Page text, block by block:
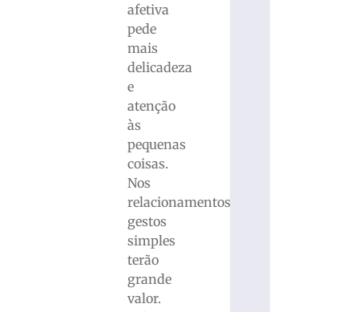
afetiva
pede
mais
delicadeza
e
atenção
às
pequenas
coisas.
Nos
relacionamentos,
gestos
simples
terão
grande
valor.